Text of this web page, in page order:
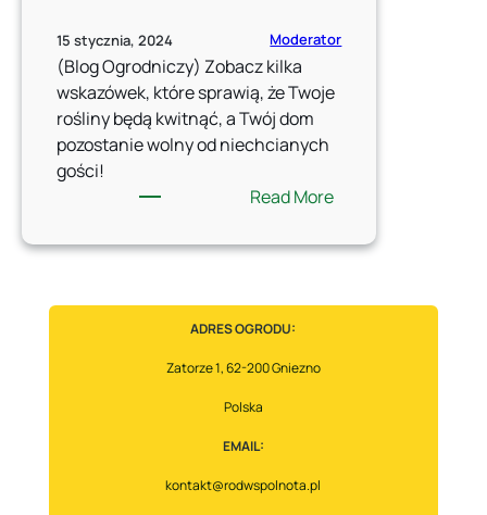
15 stycznia, 2024 Moderator
(Blog Ogrodniczy) Zobacz kilka
wskazówek, które sprawią, że Twoje
rośliny będą kwitnąć, a Twój dom
pozostanie wolny od niechcianych
gości!
Read More:
Urok
Jak
ADRES OGRODU:
Zatorze 1, 62-200 Gniezno
Polska
EMAIL:
kontakt@rodwspolnota.pl